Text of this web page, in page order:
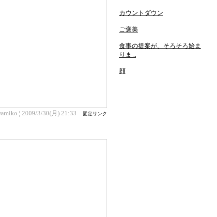
¦ 2009/3/30(月) 21:33 固定リンク
カウントダウン
ご褒美
食事の提案が、そろそろ始ま
りま ..
顔